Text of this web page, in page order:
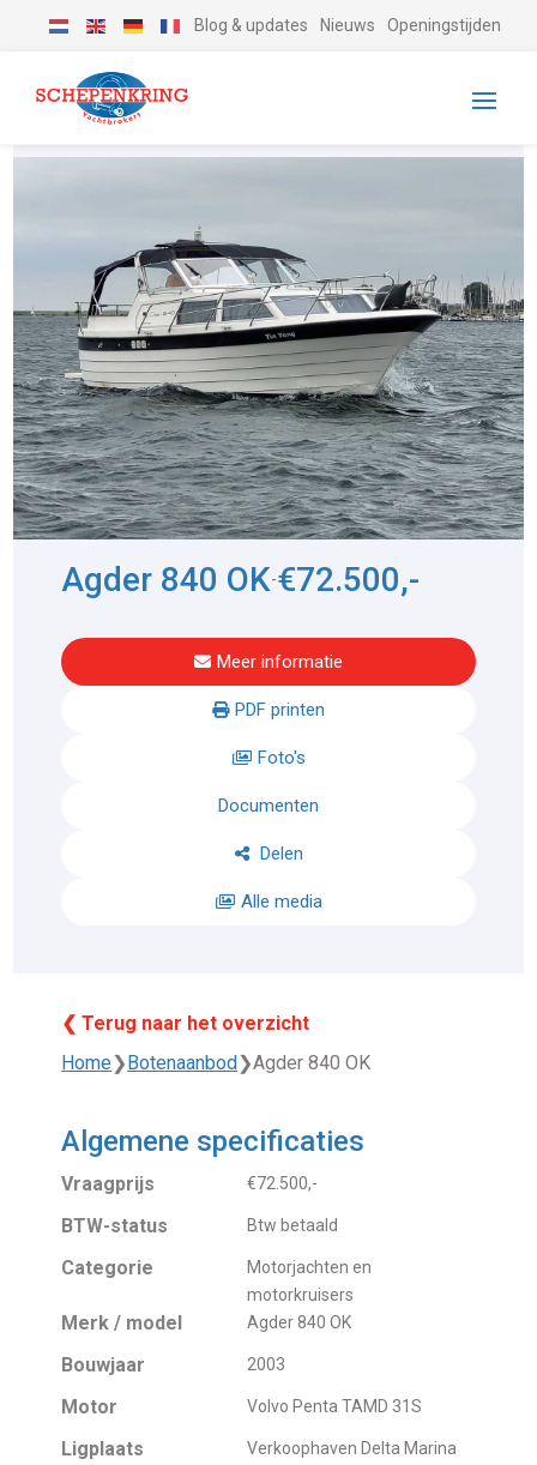
Blog & updates Nieuws Openingstijden
Agder 840 OK-€72.500,-
Meer informatie
PDF printen
Foto's
Documenten
Delen
Alle media
❮ Terug naar het overzicht
Home❯ Botenaanbod ❯Agder 840 OK
Algemene specificaties
Vraagprijs €72.500,-
BTW-status Btw betaald
Categorie
Motorjachten en
motorkruisers
Merk / model Agder 840 OK
Bouwjaar 2003
Motor Volvo Penta TAMD 31S
Ligplaats
Verkoophaven Delta Marina